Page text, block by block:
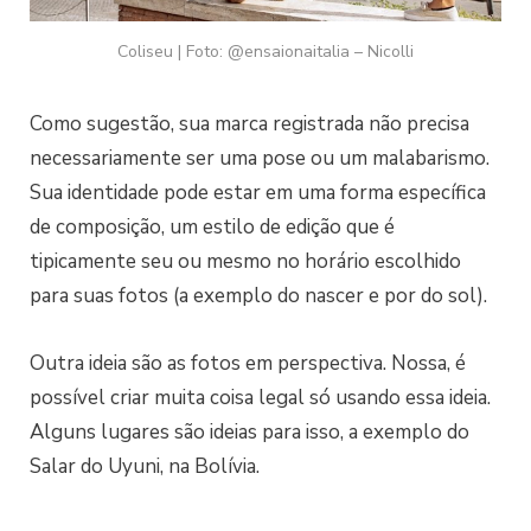
Coliseu | Foto: @ensaionaitalia – Nicolli
Como sugestão, sua marca registrada não precisa
necessariamente ser uma pose ou um malabarismo.
Sua identidade pode estar em uma forma específica
de composição, um estilo de edição que é
tipicamente seu ou mesmo no horário escolhido
para suas fotos (a exemplo do nascer e por do sol).
Outra ideia são as fotos em perspectiva. Nossa, é
possível criar muita coisa legal só usando essa ideia.
Alguns lugares são ideias para isso, a exemplo do
Salar do Uyuni, na Bolívia.